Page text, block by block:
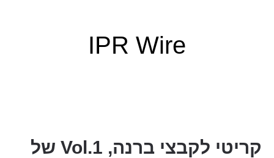
IPR Wire
קריטי לקבצי ברנה, Vol.1 של